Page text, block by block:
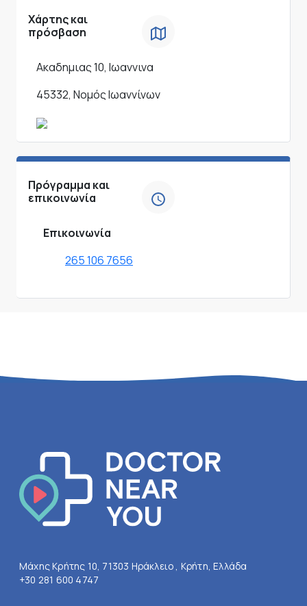
Χάρτης και
πρόσβαση
Ακαδημιας 10, Ιωαννινα
45332, Νομός Ιωαννίνων
Πρόγραμμα και
επικοινωνία
Επικοινωνία
265 106 7656
Μάχης Κρήτης 10, 71303 Ηράκλειο , Κρήτη, Ελλάδα
+30 281 600 4747